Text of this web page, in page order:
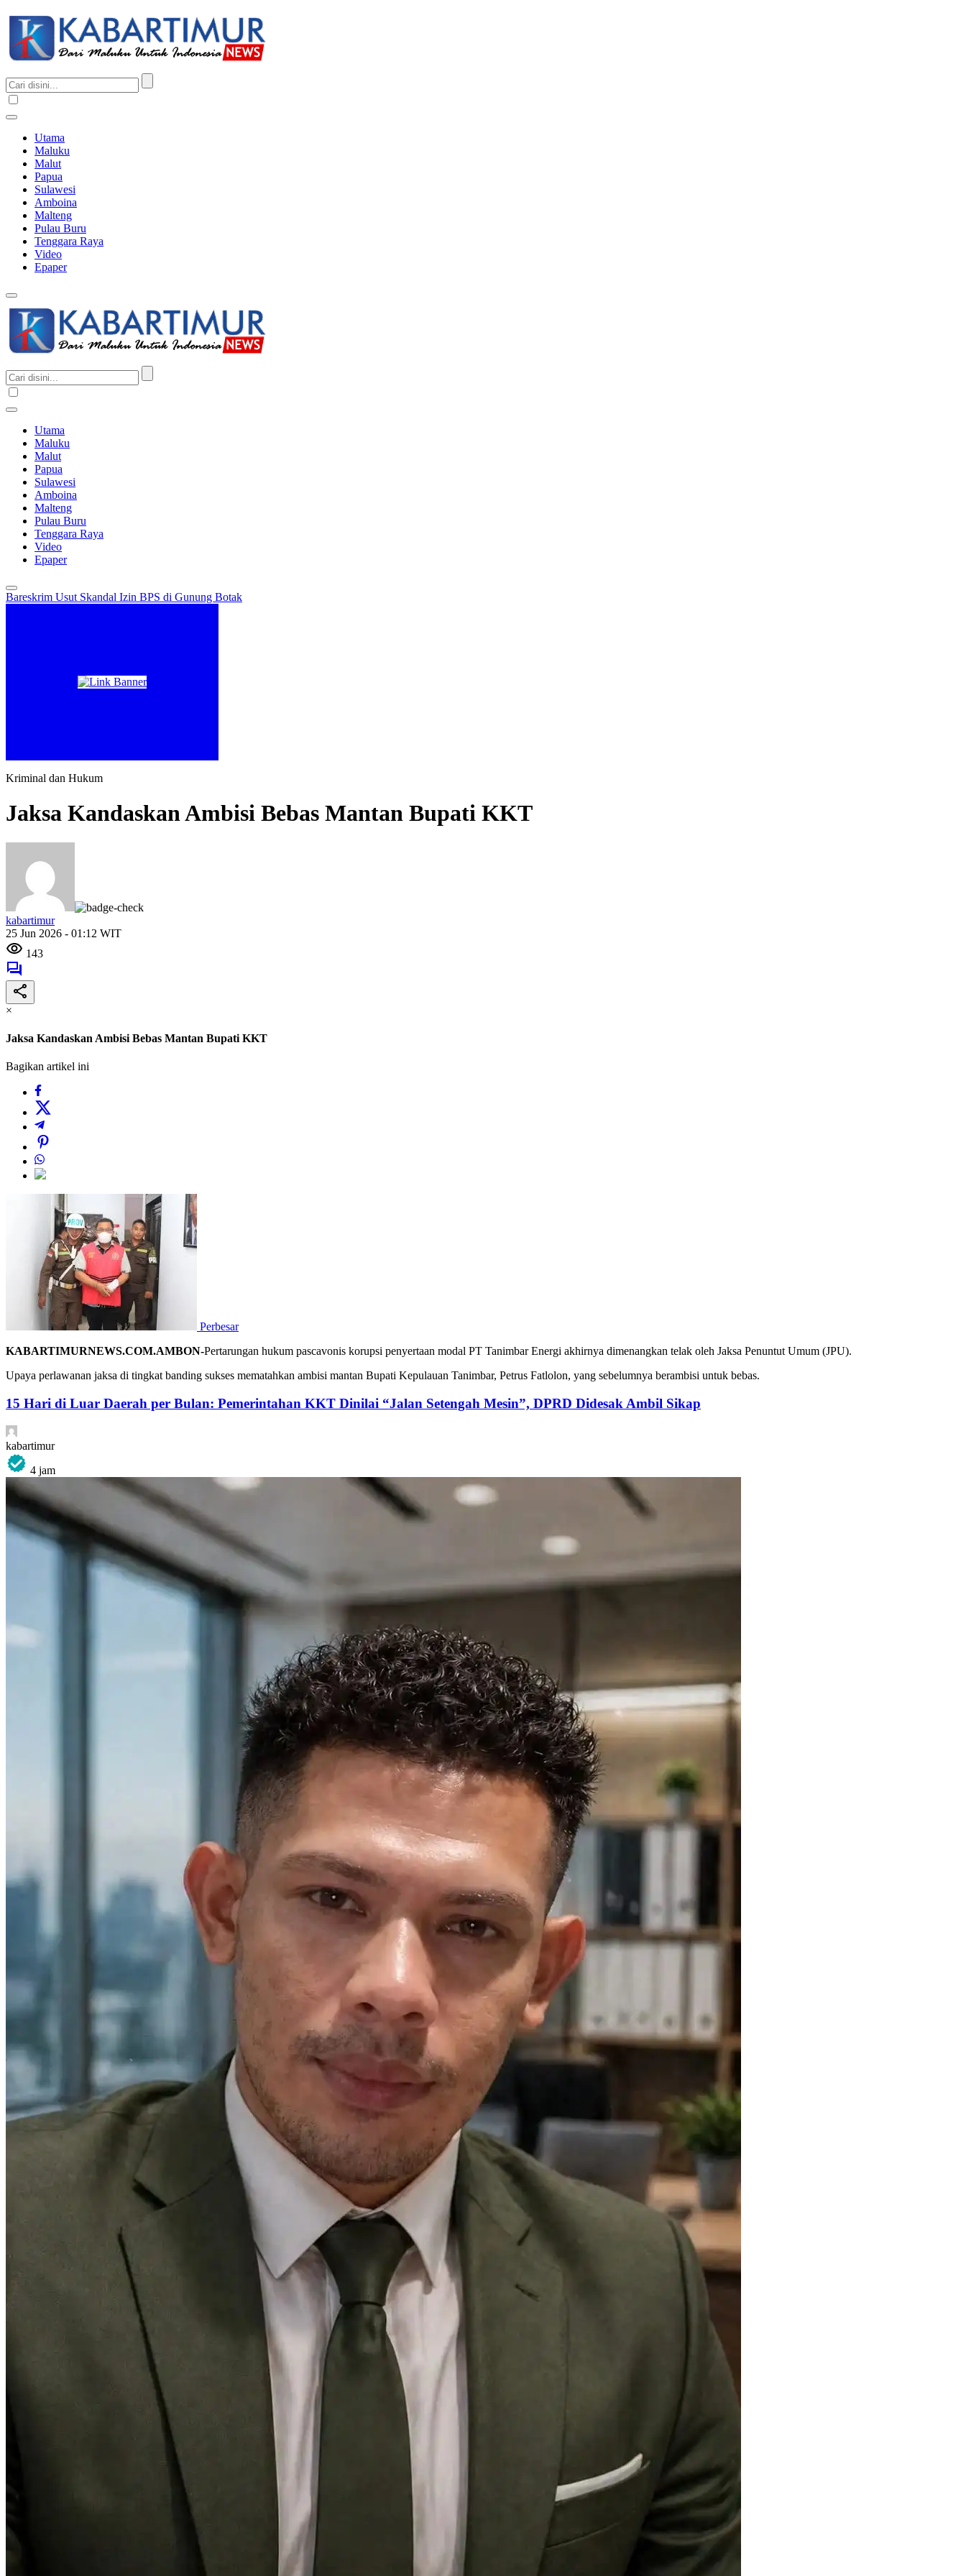
Utama
Maluku
Malut
Papua
Sulawesi
Amboina
Malteng
Pulau Buru
Tenggara Raya
Video
Epaper
Utama
Maluku
Malut
Papua
Sulawesi
Amboina
Malteng
Pulau Buru
Tenggara Raya
Video
Epaper
Bareskrim Usut Skandal Izin BPS di Gunung Botak
Kriminal dan Hukum
Jaksa Kandaskan Ambisi Bebas Mantan Bupati KKT
kabartimur
25 Jun 2026 - 01:12 WIT
143
×
Jaksa Kandaskan Ambisi Bebas Mantan Bupati KKT
Bagikan artikel ini
Perbesar
KABARTIMURNEWS.COM.AMBON-Pertarungan hukum pascavonis korupsi penyertaan modal PT Tanimbar Energi akhirnya dimenangkan telak oleh Jaksa Penuntut Umum (JPU).
Upaya perlawanan jaksa di tingkat banding sukses mematahkan ambisi mantan Bupati Kepulauan Tanimbar, Petrus Fatlolon, yang sebelumnya berambisi untuk bebas.
15 Hari di Luar Daerah per Bulan: Pemerintahan KKT Dinilai “Jalan Setengah Mesin”, DPRD Didesak Ambil Sikap
kabartimur
4 jam